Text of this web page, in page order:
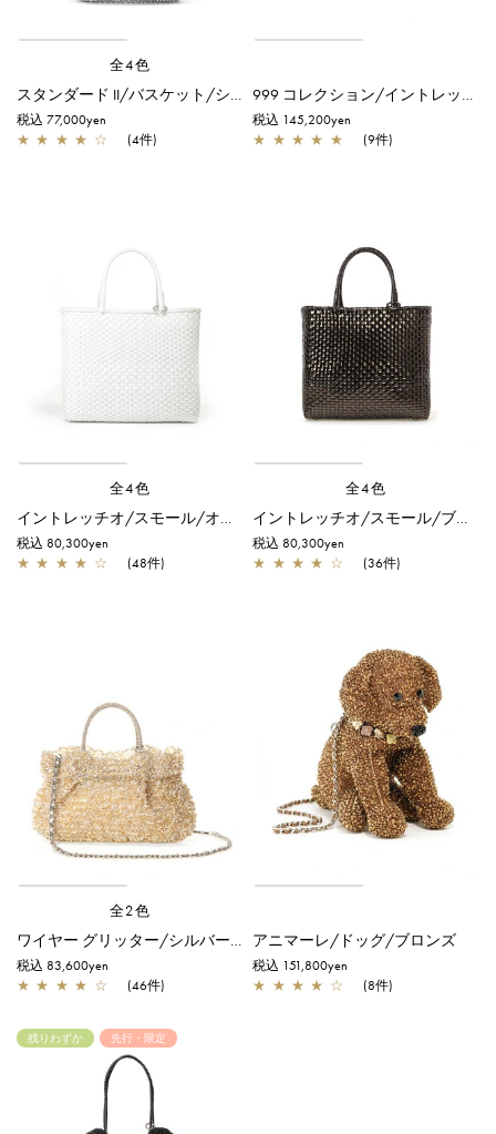
全4色
スタンダード II/バスケット/シルバー
税込 77,000yen
★ ★ ★ ★ ☆ (4件)
999 コレクション/イントレッチオ/スモール(横長)/ピュアシルバー
税込 145,200yen
★ ★ ★ ★ ★ (9件)
全4色
イントレッチオ/スモール/オーロラホワイト×エナメルホワイト
税込 80,300yen
★ ★ ★ ★ ☆ (48件)
全4色
イントレッチオ/スモール/ブラック
税込 80,300yen
★ ★ ★ ★ ☆ (36件)
全2色
ワイヤー グリッター/シルバーゴールド
税込 83,600yen
★ ★ ★ ★ ☆ (46件)
アニマーレ/ドッグ/ブロンズ
税込 151,800yen
★ ★ ★ ★ ☆ (8件)
残りわずか 先行・限定